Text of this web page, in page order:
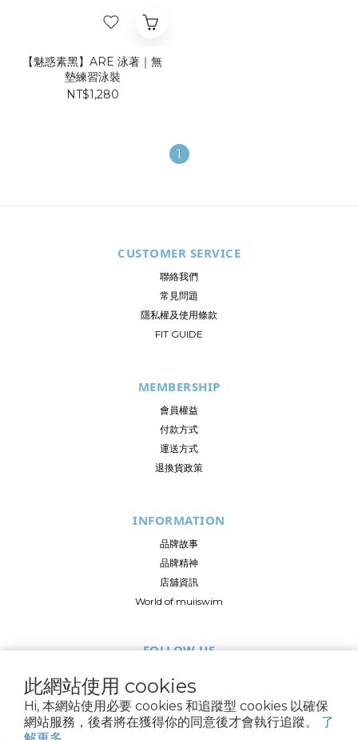
此網站使用 cookies
Hi, 本網站使用必要 cookies 和追蹤型 cookies 以確保
網站服務，後者將在獲得你的同意後才會執行追蹤。 了
【魅惑素黑】ARE 泳著｜無
墊練習泳裝
NT$1,280
1
CUSTOMER SERVICE
聯絡我們
常見問題
隱私權及使用條款
FIT GUIDE
MEMBERSHIP
會員權益
付款方式
運送方式
退換貨政策
INFORMATION
品牌故事
品牌精神
店舖資訊
World of muiiswim
FOLLOW US